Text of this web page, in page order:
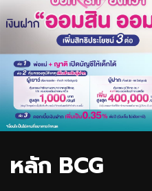
หลัก BCG